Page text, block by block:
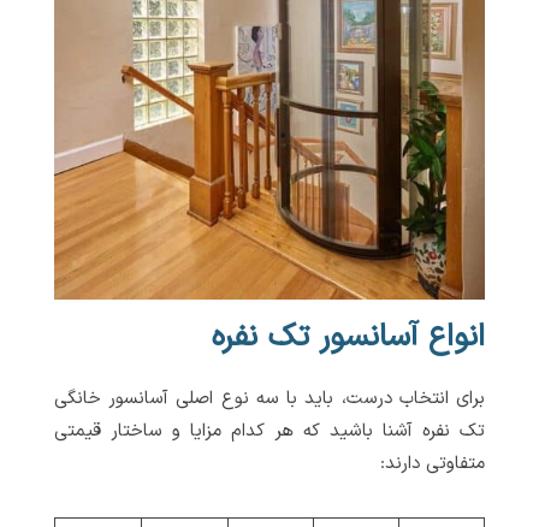
انواع آسانسور تک نفره
برای انتخاب درست، باید با سه نوع اصلی آسانسور خانگی
تک نفره آشنا باشید که هر کدام مزایا و ساختار قیمتی
متفاوتی دارند: